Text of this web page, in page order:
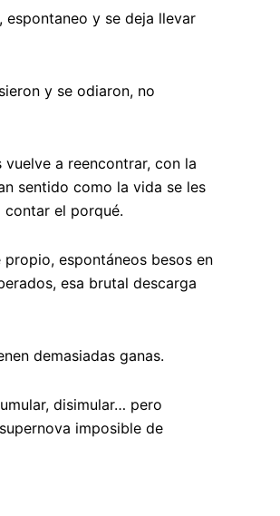
y se deja llevar
y se odiaron, no
a reencontrar, con la
sentido como la vida se les
el porqué.
espontáneos besos en
esa brutal descarga
demasiadas ganas.
disimular… pero
imposible de